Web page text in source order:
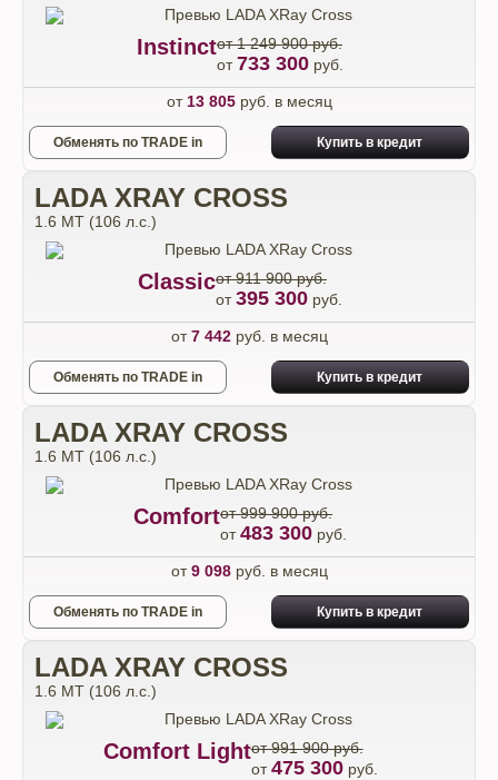
Instinctот 1 249 900 руб.
от733 300 руб.
от 13 805руб. в месяц
Обменять по TRADE in Купить в кредит
LADA XRAY CROSS
1.6 МТ (106 л.с.)
Classicот 911 900 руб.
от395 300 руб.
от7 442руб. в месяц
Обменять по TRADE in Купить в кредит
LADA XRAY CROSS
1.6 МТ (106 л.с.)
Comfortот 999 900 руб.
от483 300 руб.
от9 098руб. в месяц
Обменять по TRADE in Купить в кредит
LADA XRAY CROSS
1.6 МТ (106 л.с.)
Comfort Lightот 991 900 руб.
от475 300руб.